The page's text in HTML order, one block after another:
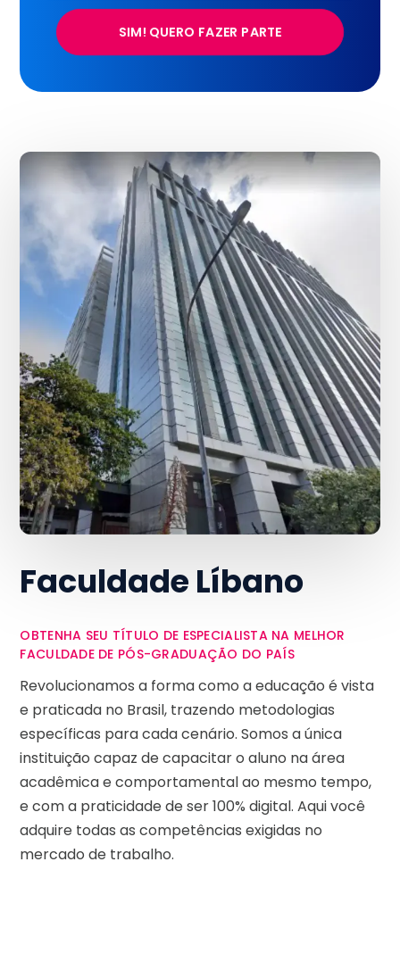
SIM! QUERO FAZER PARTE
Faculdade Líbano
OBTENHA SEU TÍTULO DE ESPECIALISTA NA MELHOR
FACULDADE DE PÓS-GRADUAÇÃO DO PAÍS
Revolucionamos a forma como a educação é vista
e praticada no Brasil, trazendo metodologias
específicas para cada cenário. Somos a única
instituição capaz de capacitar o aluno na área
acadêmica e comportamental ao mesmo tempo,
e com a praticidade de ser 100% digital. Aqui você
adquire todas as competências exigidas no
mercado de trabalho.